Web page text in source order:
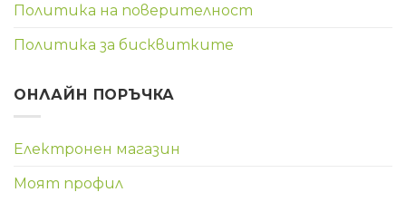
Политика на поверителност
Политика за бисквитките
ОНЛАЙН ПОРЪЧКА
Електронен магазин
Моят профил